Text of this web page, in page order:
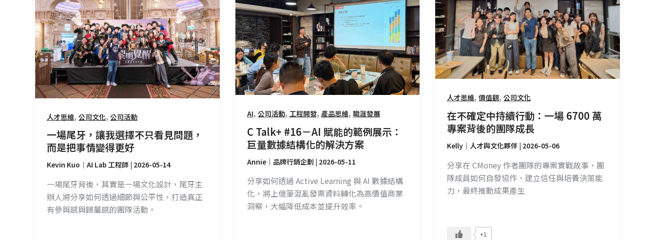
人才思維, 公司文化, 公司活動
一場尾牙，讓我選擇不只看見問題，
而是把事情變得更好
Kevin Kuo｜AI Lab 工程師 | 2026-05-14
一場尾牙背後，其實是一場文化設計，尾牙主
辦人將分享如何透過細節與公平性，打造真正
有參與感與歸屬感的團隊活動。
尾
牙，
讓
我
選
擇
不
只
見
問
題，
是
把
事
情
AI, 公司活動, 工程開發, 產品思維, 職涯發展
C Talk+ #16－AI 賦能的範例展示：
巨量數據結構化的解決方案
Annie｜品牌行銷企劃 | 2026-05-11
分享如何透過 Active Learning 與 AI 數據結構
化，將上億筆混亂發票資料轉化為高價值商業
洞察，大幅降低成本並提升效率。
#16
－
AI
賦
能
的
範
例
示：
巨
量
數
結
構
化
人才思維,價值觀,公司文化
在不確定中持續行動：一場 6700 萬
專案背後的團隊成長
Kelly｜人才與文化夥伴 | 2026-05-06
分享在 CMoney 作者團隊的專案實戰故事，團
隊成員如何自發協作、建立信任與培養決策能
力，最終推動成果產生
+1
確
定
中
持
續
行
動：
一
6700
萬
專
背
後
的